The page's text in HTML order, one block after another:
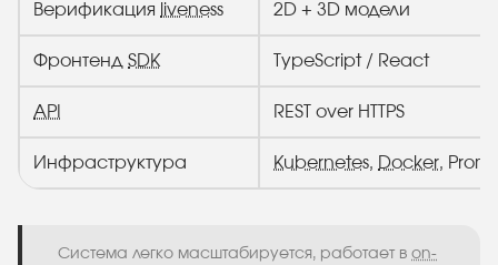
Верификация liveness 2D + 3D модели
Фронтенд SDK TypeScript / React
API REST over HTTPS
Инфраструктура Kubernetes, Docker,
Система легко масштабируется, работает в on-